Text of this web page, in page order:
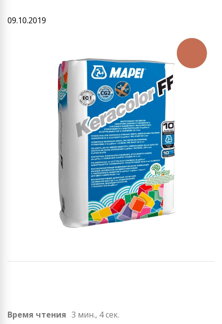
09.10.2019
Время чтения 3 мин., 4 сек.